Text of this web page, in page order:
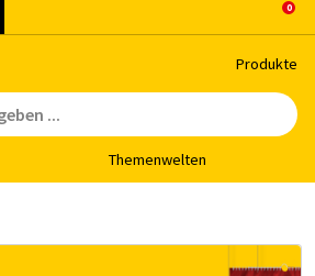
Pro­duk­te
The­men­wel­ten